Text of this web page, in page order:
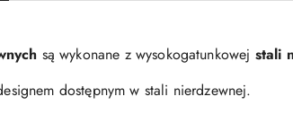
są wykonane z wysokogatunkowej stali
dostępnym w stali nierdzewnej.